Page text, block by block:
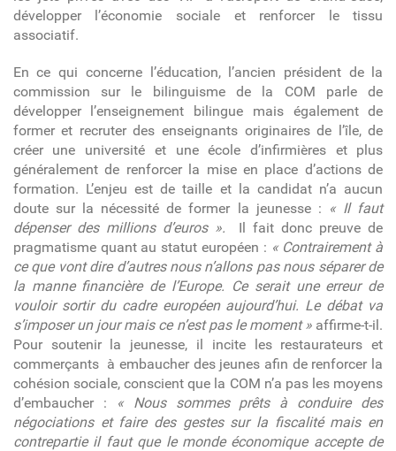
développer l’économie sociale et renforcer le tissu
associatif.
En ce qui concerne l’éducation, l’ancien président de la
commission sur le bilinguisme de la COM parle de
développer l’enseignement bilingue mais également de
former et recruter des enseignants originaires de l’île, de
créer une université et une école d’infirmières et plus
généralement de renforcer la mise en place d’actions de
formation. L’enjeu est de taille et la candidat n’a aucun
doute sur la nécessité de former la jeunesse : « Il faut
dépenser des millions d’euros ». Il fait donc preuve de
pragmatisme quant au statut européen : « Contrairement à
ce que vont dire d’autres nous n’allons pas nous séparer de
la manne financière de l’Europe. Ce serait une erreur de
vouloir sortir du cadre européen aujourd’hui. Le débat va
s’imposer un jour mais ce n’est pas le moment » affirme-t-il.
Pour soutenir la jeunesse, il incite les restaurateurs et
commerçants à embaucher des jeunes afin de renforcer la
cohésion sociale, conscient que la COM n’a pas les moyens
d’embaucher :
« Nous sommes prêts à conduire des
négociations et faire des gestes sur la fiscalité mais en
contrepartie il faut que le monde économique accepte de